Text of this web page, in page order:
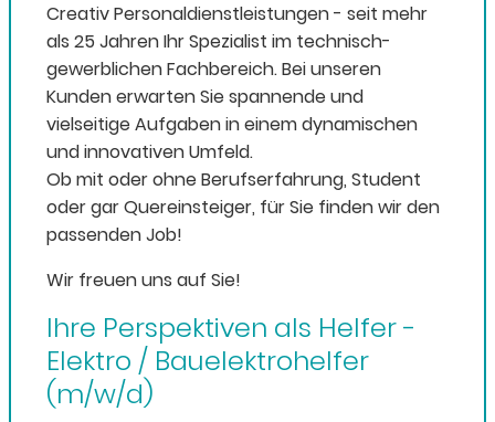
Creativ Personaldienstleistungen - seit mehr
als 25 Jahren Ihr Spezialist im technisch-
gewerblichen Fachbereich. Bei unseren
Kunden erwarten Sie spannende und
vielseitige Aufgaben in einem dynamischen
und innovativen Umfeld.
Ob mit oder ohne Berufserfahrung, Student
oder gar Quereinsteiger, für Sie finden wir den
passenden Job!
Wir freuen uns auf Sie!
Ihre Perspektiven als Helfer -
Elektro / Bauelektrohelfer
(m/w/d)